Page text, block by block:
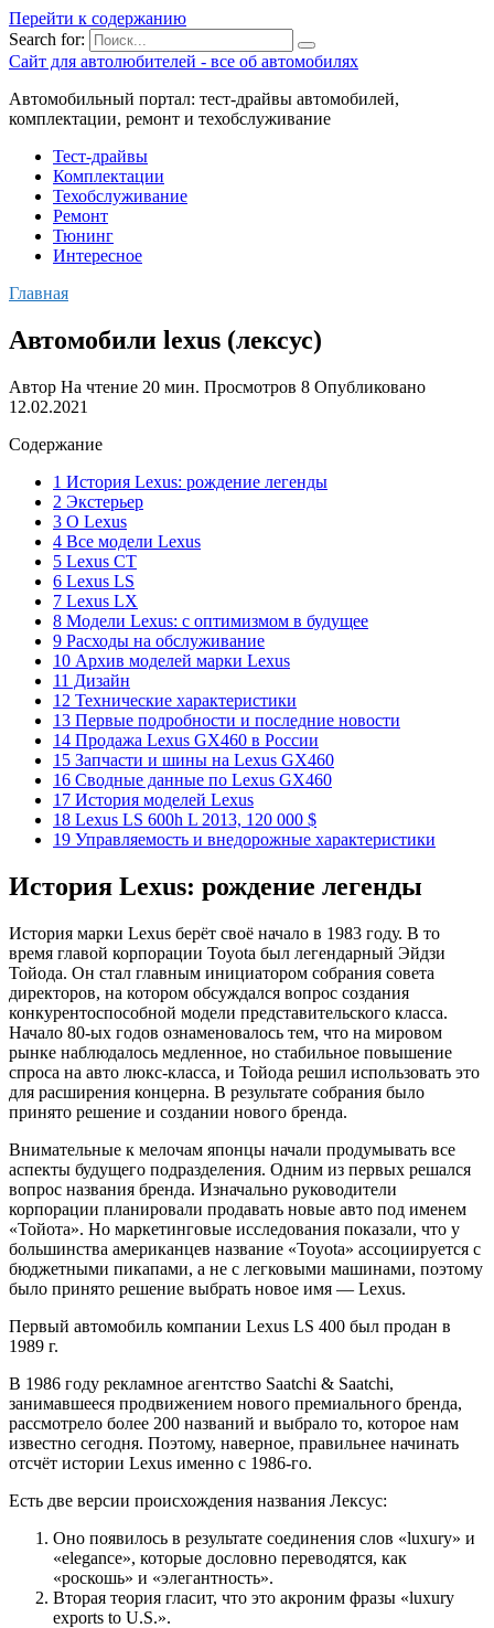
Перейти к содержанию
Search for:
Сайт для автолюбителей - все об автомобилях
Автомобильный портал: тест-драйвы автомобилей,
комплектации, ремонт и техобслуживание
Тест-драйвы
Комплектации
Техобслуживание
Ремонт
Тюнинг
Интересное
Главная
Автомобили lexus (лексус)
Автор На чтение 20 мин. Просмотров 8 Опубликовано
12.02.2021
Содержание
1 История Lexus: рождение легенды
2 Экстерьер
3 О Lexus
4 Все модели Lexus
5 Lexus CT
6 Lexus LS
7 Lexus LX
8 Модели Lexus: с оптимизмом в будущее
9 Расходы на обслуживание
10 Архив моделей марки Lexus
11 Дизайн
12 Технические характеристики
13 Первые подробности и последние новости
14 Продажа Lexus GX460 в России
15 Запчасти и шины на Lexus GX460
16 Сводные данные по Lexus GX460
17 История моделей Lexus
18 Lexus LS 600h L 2013, 120 000 $
19 Управляемость и внедорожные характеристики
История Lexus: рождение легенды
История марки Lexus берёт своё начало в 1983 году. В то
время главой корпорации Toyota был легендарный Эйдзи
Тойода. Он стал главным инициатором собрания совета
директоров, на котором обсуждался вопрос создания
конкурентоспособной модели представительского класса.
Начало 80-ых годов ознаменовалось тем, что на мировом
рынке наблюдалось медленное, но стабильное повышение
спроса на авто люкс-класса, и Тойода решил использовать это
для расширения концерна. В результате собрания было
принято решение и создании нового бренда.
Внимательные к мелочам японцы начали продумывать все
аспекты будущего подразделения. Одним из первых решался
вопрос названия бренда. Изначально руководители
корпорации планировали продавать новые авто под именем
«Тойота». Но маркетинговые исследования показали, что у
большинства американцев название «Toyota» ассоциируется с
бюджетными пикапами, а не с легковыми машинами, поэтому
было принято решение выбрать новое имя — Lexus.
Первый автомобиль компании Lexus LS 400 был продан в
1989 г.
В 1986 году рекламное агентство Saatchi & Saatchi,
занимавшееся продвижением нового премиального бренда,
рассмотрело более 200 названий и выбрало то, которое нам
известно сегодня. Поэтому, наверное, правильнее начинать
отсчёт истории Lexus именно с 1986-го.
Есть две версии происхождения названия Лексус:
Оно появилось в результате соединения слов «luxury» и
«elegance», которые дословно переводятся, как
«роскошь» и «элегантность».
Вторая теория гласит, что это акроним фразы «luxury
exports to U.S.».